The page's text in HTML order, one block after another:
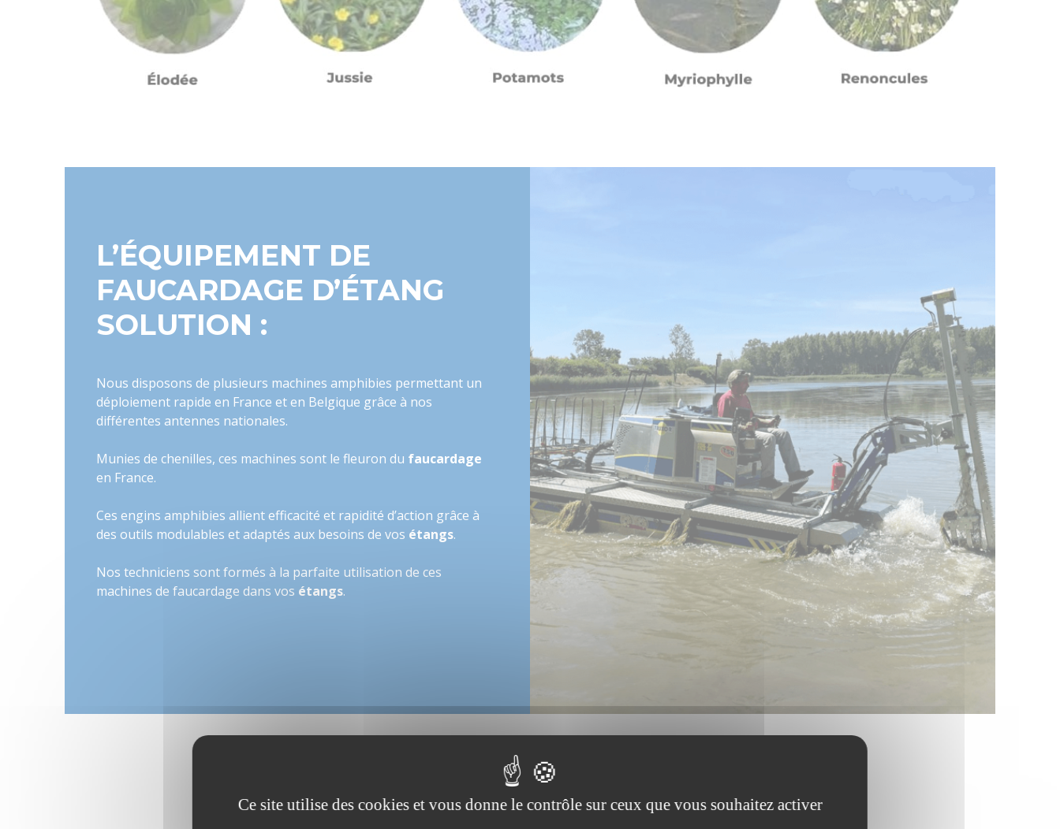
L’ÉQUIPEMENT DE
FAUCARDAGE D’ÉTANG
SOLUTION :
Nous disposons de plusieurs machines amphibies permettant un
déploiement rapide en France et en Belgique grâce à nos
différentes antennes nationales.
Munies de chenilles, ces machines sont le fleuron du faucardage
en France.
Ces engins amphibies allient efficacité et rapidité d’action grâce à
des outils modulables et adaptés aux besoins de vos étangs.
Nos techniciens sont formés à la parfaite utilisation de ces
machines de faucardage dans vos étangs.
Ce site utilise des cookies et vous donne le contrôle sur ceux que vous souhaitez activer